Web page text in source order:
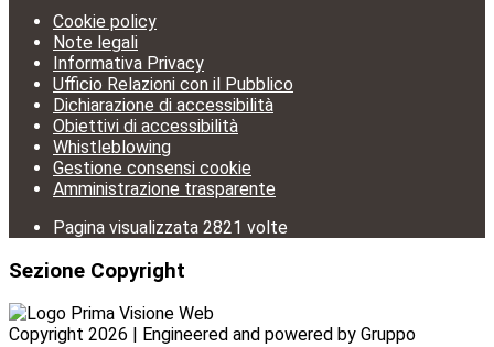
Cookie policy
Note legali
Informativa Privacy
Ufficio Relazioni con il Pubblico
Dichiarazione di accessibilità
Obiettivi di accessibilità
Whistleblowing
Gestione consensi cookie
Amministrazione trasparente
Pagina visualizzata 2821 volte
Sezione Copyright
Copyright 2026 | Engineered and powered by Gruppo